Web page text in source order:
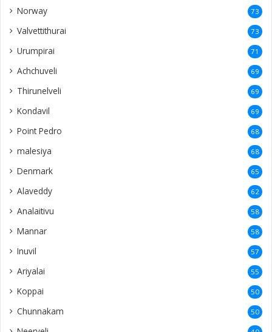
Norway 73
Valvettithurai 73
Urumpirai 71
Achchuveli 69
Thirunelveli 69
Kondavil 69
Point Pedro 68
malesiya 68
Denmark 65
Alaveddy 62
Analaitivu 58
Mannar 58
Inuvil 57
Ariyalai 55
Koppai 50
Chunnakam 50